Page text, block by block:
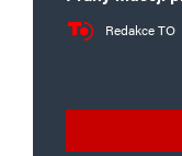
Redakce TO